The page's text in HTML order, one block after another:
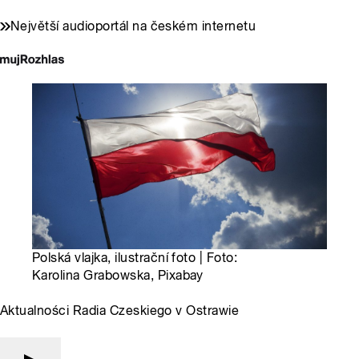
Největší audioportál na českém internetu
Polská vlajka, ilustrační foto | Foto:
Karolina Grabowska, Pixabay
Aktualności Radia Czeskiego v Ostrawie